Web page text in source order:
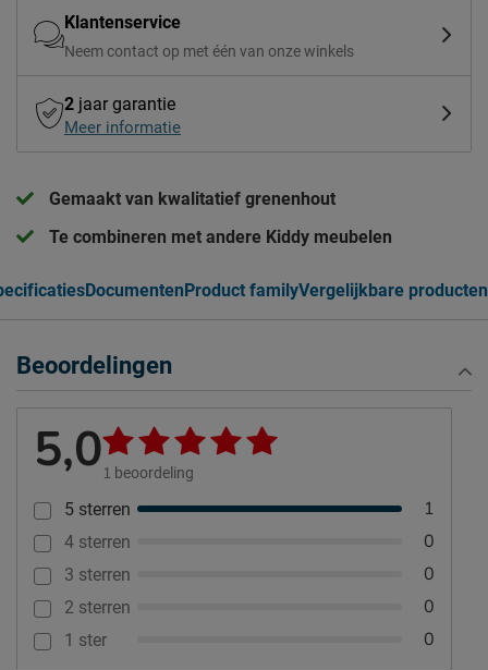
Klantenservice
Neem contact op met één van onze winkels
2 jaar garantie
Meer informatie
Gemaakt van kwalitatief grenenhout
Te combineren met andere Kiddy meubelen
DocumentenProduct familyVergelijkbare producten
Beoordelingen
5,01 beoordeling
5 sterren 1
4 sterren 0
3 sterren 0
2 sterren 0
1 ster 0